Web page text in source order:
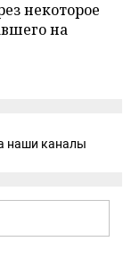
некоторое
на
наши каналы